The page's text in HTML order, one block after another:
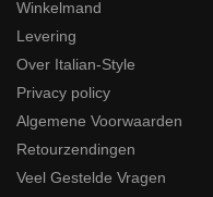
Winkelmand
Levering
Over Italian-Style
Privacy policy
Algemene Voorwaarden
Retourzendingen
Veel Gestelde Vragen